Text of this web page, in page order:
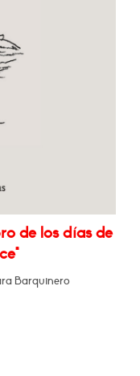
de los días de
Barquinero